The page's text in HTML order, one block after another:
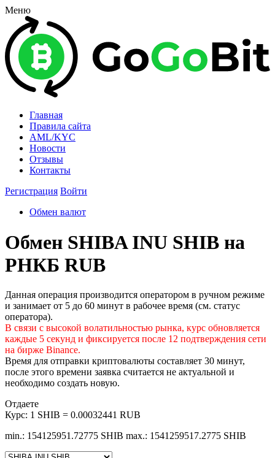
Меню
Главная
Правила сайта
AML/KYC
Новости
Отзывы
Контакты
Регистрация Войти
Обмен валют
Обмен SHIBA INU SHIB на
РНКБ RUB
Данная операция производится оператором в ручном режиме
и занимает от 5 до 60 минут в рабочее время (см. статус
оператора).
В связи с высокой волатильностью рынка, курс обновляется
каждые 5 секунд и фиксируется после 12 подтверждения сети
на бирже Binance.
Время для отправки криптовалюты составляет 30 минут,
после этого времени заявка считается не актуальной и
необходимо создать новую.
Отдаете
Курс: 1 SHIB = 0.00032441 RUB
min.: 154125951.72775 SHIB max.: 1541259517.2775 SHIB